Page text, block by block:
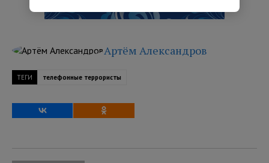
Артём Александров
ТЕГИ телефонные террористы